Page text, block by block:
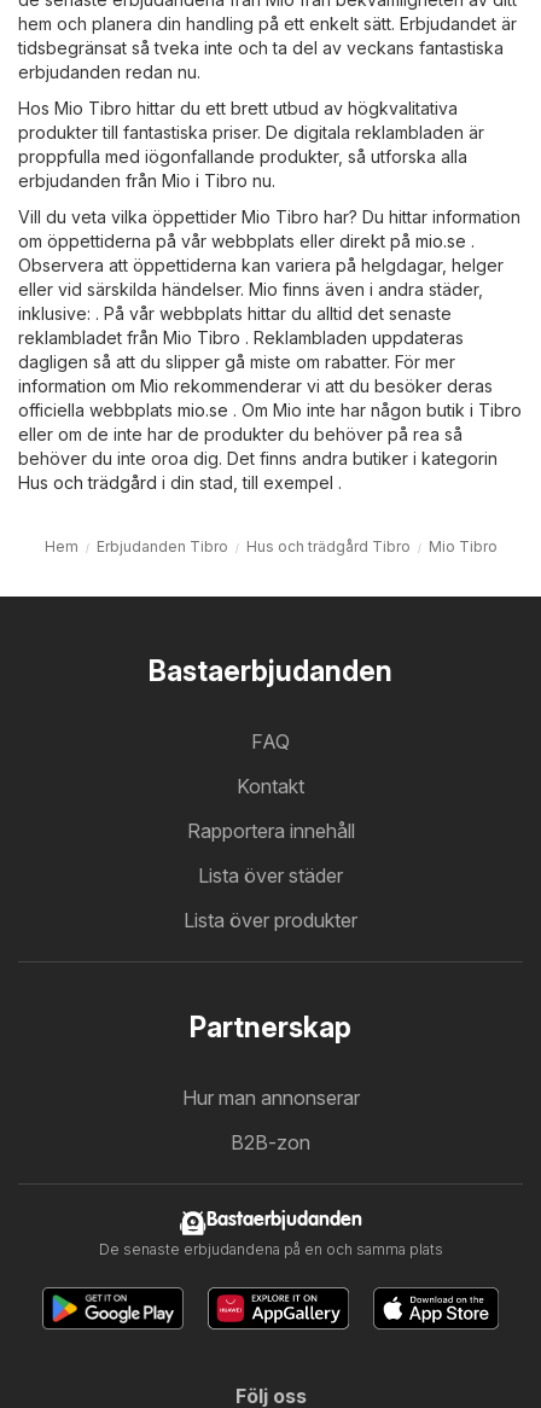
hem och planera din handling på ett enkelt sätt. Erbjudandet är
tidsbegränsat så tveka inte och ta del av veckans fantastiska
erbjudanden redan nu.
Hos Mio Tibro hittar du ett brett utbud av högkvalitativa
produkter till fantastiska priser. De digitala reklambladen är
proppfulla med iögonfallande produkter, så utforska alla
erbjudanden från Mio i Tibro nu.
Vill du veta vilka öppettider Mio Tibro har? Du hittar information
om öppettiderna på vår webbplats eller direkt på mio.se .
Observera att öppettiderna kan variera på helgdagar, helger
eller vid särskilda händelser. Mio finns även i andra städer,
inklusive: . På vår webbplats hittar du alltid det senaste
reklambladet från Mio Tibro . Reklambladen uppdateras
dagligen så att du slipper gå miste om rabatter. För mer
information om Mio rekommenderar vi att du besöker deras
officiella webbplats mio.se . Om Mio inte har någon butik i Tibro
eller om de inte har de produkter du behöver på rea så
behöver du inte oroa dig. Det finns andra butiker i kategorin
Hus och trädgård i din stad, till exempel .
Hem Erbjudanden Tibro Hus och trädgård Tibro Mio Tibro
Bastaerbjudanden
FAQ
Kontakt
Rapportera innehåll
Lista över städer
Lista över produkter
Partnerskap
Hur man annonserar
B2B-zon
Bastaerbjudanden
De senaste erbjudandena på en och samma plats
Följ oss